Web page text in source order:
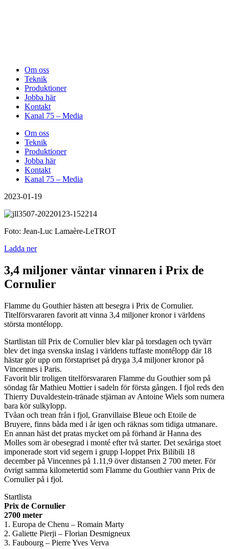
Om oss
Teknik
Produktioner
Jobba här
Kontakt
Kanal 75 – Media
Om oss
Teknik
Produktioner
Jobba här
Kontakt
Kanal 75 – Media
2023-01-19
Foto: Jean-Luc Lamaère-LeTROT
Ladda ner
3,4 miljoner väntar vinnaren i Prix de
Cornulier
Flamme du Gouthier hästen att besegra i Prix de Cornulier.
Titelförsvararen favorit att vinna 3,4 miljoner kronor i världens
största montélopp.
Startlistan till Prix de Cornulier blev klar på torsdagen och tyvärr
blev det inga svenska inslag i världens tuffaste montélopp där 18
hästar gör upp om förstapriset på dryga 3,4 miljoner kronor på
Vincennes i Paris.
Favorit blir troligen titelförsvararen Flamme du Gouthier som på
söndag får Mathieu Mottier i sadeln för första gången. I fjol reds den
Thierry Duvaldestein-tränade stjärnan av Antoine Wiels som numera
bara kör sulkylopp.
Tvåan och trean från i fjol, Granvillaise Bleue och Etoile de
Bruyere, finns båda med i år igen och räknas som tidiga utmanare.
En annan häst det pratas mycket om på förhand är Hanna des
Molles som är obesegrad i monté efter två starter. Det sexåriga stoet
imponerade stort vid segern i grupp I-loppet Prix Bilibili 18
december på Vincennes på 1.11,9 över distansen 2 700 meter. För
övrigt samma kilometertid som Flamme du Gouthier vann Prix de
Cornulier på i fjol.
Startlista
Prix de Cornulier
2700 meter
1. Europa de Chenu – Romain Marty
2. Galiette Pierji – Florian Desmigneux
3. Faubourg – Pierre Yves Verva